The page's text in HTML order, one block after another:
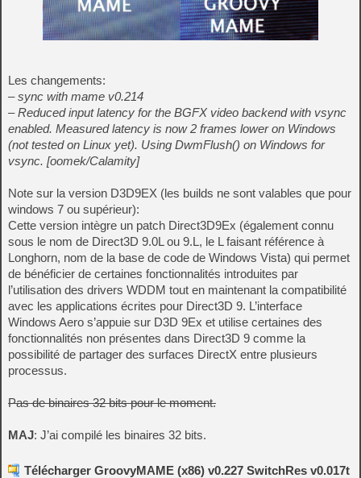
Les changements:
– sync with mame v0.214
– Reduced input latency for the BGFX video backend with vsync
enabled. Measured latency is now 2 frames lower on Windows
(not tested on Linux yet). Using DwmFlush() on Windows for
vsync. [oomek/Calamity]
Note sur la version D3D9EX (les builds ne sont valables que pour
windows 7 ou supérieur):
Cette version intègre un patch Direct3D9Ex (également connu
sous le nom de Direct3D 9.0L ou 9.L, le L faisant référence à
Longhorn, nom de la base de code de Windows Vista) qui permet
de bénéficier de certaines fonctionnalités introduites par
l’utilisation des drivers WDDM tout en maintenant la compatibilité
avec les applications écrites pour Direct3D 9. L’interface
Windows Aero s’appuie sur D3D 9Ex et utilise certaines des
fonctionnalités non présentes dans Direct3D 9 comme la
possibilité de partager des surfaces DirectX entre plusieurs
processus.
Pas de binaires 32 bits pour le moment.
MAJ: J’ai compilé les binaires 32 bits.
Télécharger GroovyMAME (x86) v0.227 SwitchRes v0.017t